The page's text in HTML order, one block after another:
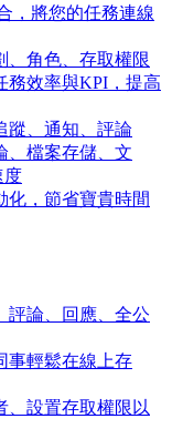
，將您的任務連線
、角色、存取權限
務效率與KPI，提高
蹤、通知、評論
、檔案存儲、文
度
化，節省寶貴時間
評論、回應、全公
事輕鬆在線上存
、設置存取權限以